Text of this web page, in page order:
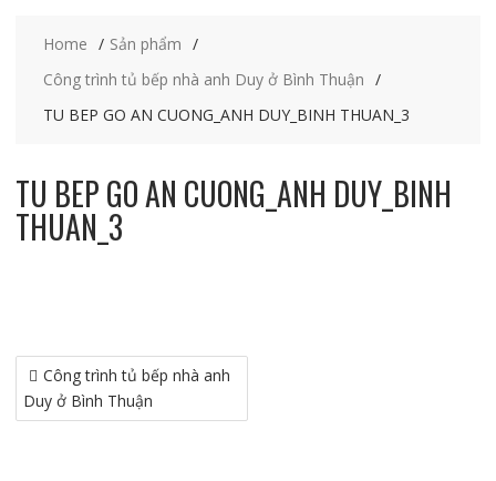
Home
Sản phẩm
Công trình tủ bếp nhà anh Duy ở Bình Thuận
TU BEP GO AN CUONG_ANH DUY_BINH THUAN_3
TU BEP GO AN CUONG_ANH DUY_BINH
THUAN_3
Điều
hướng
bài
Công trình tủ bếp nhà anh
Duy ở Bình Thuận